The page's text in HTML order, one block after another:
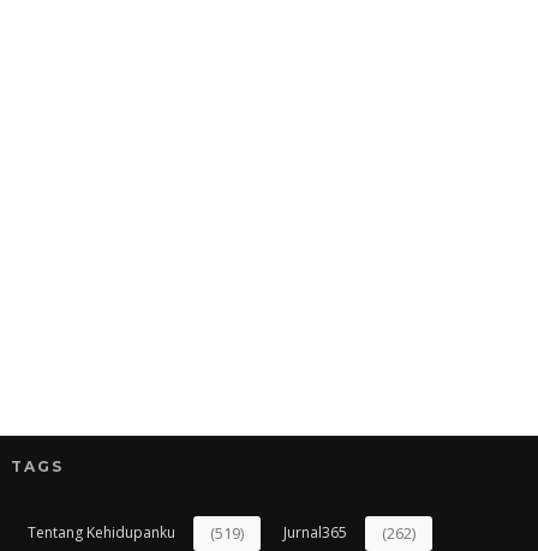
TAGS
Tentang Kehidupanku (519) Jurnal365 (262)